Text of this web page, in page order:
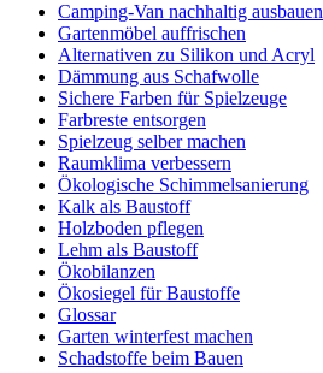
Camping-Van nachhaltig ausbauen
Gartenmöbel auffrischen
Alternativen zu Silikon und Acryl
Dämmung aus Schafwolle
Sichere Farben für Spielzeuge
Farbreste entsorgen
Spielzeug selber machen
Raumklima verbessern
Ökologische Schimmelsanierung
Kalk als Baustoff
Holzboden pflegen
Lehm als Baustoff
Ökobilanzen
Ökosiegel für Baustoffe
Glossar
Garten winterfest machen
Schadstoffe beim Bauen